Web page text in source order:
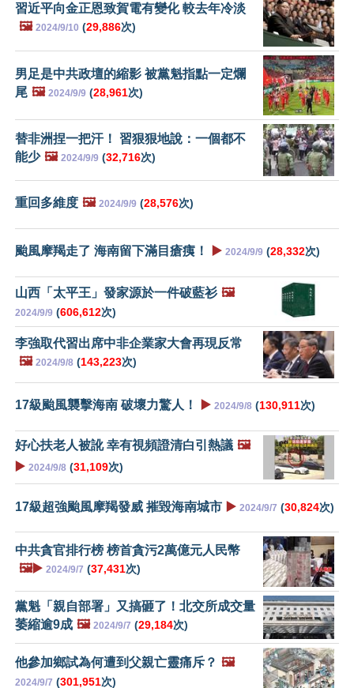
習近平向金正恩致賀電有變化 較去年冷淡
🖼️ 2024/9/10 (29,886次)
男足是中共政壇的縮影 被黨魁指點一定爛
尾 🖼️ 2024/9/9 (28,961次)
替非洲捏一把汗！ 習狠狠地說：一個都不
能少 🖼️ 2024/9/9 (32,716次)
重回多維度 🖼️ 2024/9/9 (28,576次)
颱風摩羯走了 海南留下滿目瘡痍！ ▶️ 2024/9/9 (28,332次)
山西「太平王」發家源於一件破藍衫 🖼️
2024/9/9 (606,612次)
李強取代習出席中非企業家大會再現反常
🖼️ 2024/9/8 (143,223次)
17級颱風襲擊海南 破壞力驚人！ ▶️ 2024/9/8 (130,911次)
好心扶老人被訛 幸有視頻證清白引熱議 🖼️
▶️ 2024/9/8 (31,109次)
17級超強颱風摩羯發威 摧毀海南城市 ▶️ 2024/9/7 (30,824次)
中共貪官排行榜 榜首貪污2萬億元人民幣
🖼️▶️ 2024/9/7 (37,431次)
黨魁「親自部署」又搞砸了！北交所成交量
萎縮逾9成 🖼️ 2024/9/7 (29,184次)
他參加鄉試為何遭到父親亡靈痛斥？ 🖼️
2024/9/7 (301,951次)